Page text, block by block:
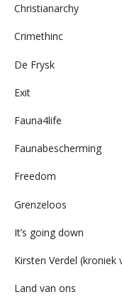
Christianarchy
Crimethinc
De Frysk
Exit
Fauna4life
Faunabescherming
Freedom
Grenzeloos
It’s going down
Kirsten Verdel (kroniek
Land van ons